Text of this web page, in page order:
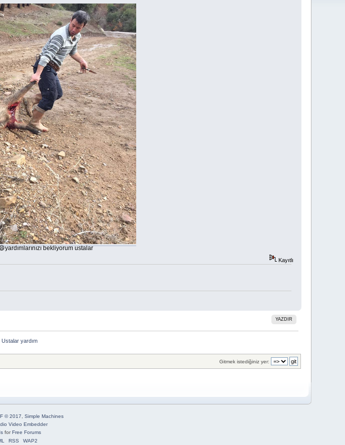
bekliyorum ustalar
Kayıtlı
YAZDIR
Ustalar yardım
Gitmek istediğiniz yer:
© 2017
Simple Machines
Video Embedder
forFree Forums
RSS WAP2